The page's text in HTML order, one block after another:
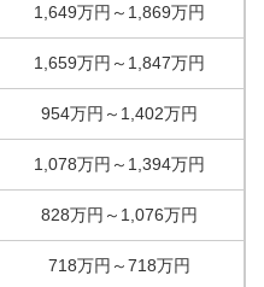
1,649万円 ～ 1,869万円
1,659万円 ～ 1,847万円
954万円 ～ 1,402万円
1,078万円 ～ 1,394万円
828万円 ～ 1,076万円
718万円 ～718万円